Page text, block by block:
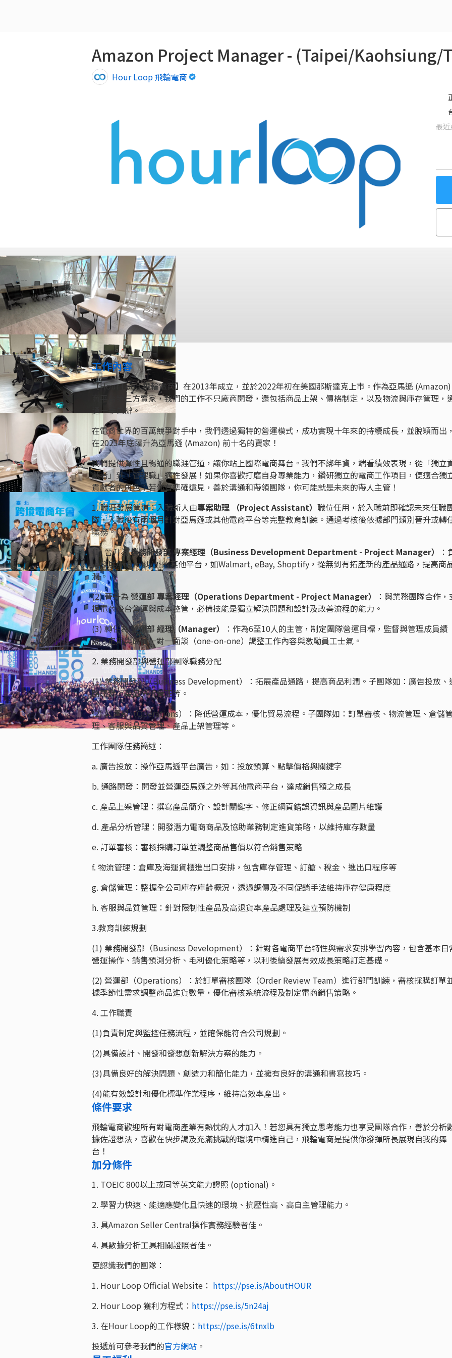
Amazon Project Manager - (Taipei/Kaohsiung/
Hour Loop 飛輪電商
最
工作內容
【Hour Loop 飛輪電商】在2013年成立，並於2022年初在美國那斯達克上市。作為亞馬遜
商平台第三方賣家，我們的工作不只廠商開發，還包括商品上架、價格制定，以及物流與庫存管理，
通一手包辦。
在電商世界的百萬競爭對手中，我們透過獨特的營運模式，成功實現十年來的持續成長，並脫穎而出
在2023年底躍升為亞馬遜 (Amazon) 前十名的賣家！
我們提供彈性且暢通的職涯管道，讓你站上國際電商舞台。我們不綁年資，端看績效表現，從「獨立
獻者」到「管理職」適性發展！如果你喜歡打磨自身專業能力，鑽研獨立的電商工作項目，便適合獨
貢獻者的角色；若你有準確遠見，善於溝通和帶領團隊，你可能就是未來的帶人主管！
1. 職涯發展管道：入職新人由專案助理 （Project Assistant） 職位任用，於入職前即確認未來任職
隊，入職後有兩個月針對亞馬遜或其他電商平台等完整教育訓練。通過考核後依據部門類別晉升或轉
職務。
(1) 晉升為業務開發部 專案經理（Business Development Department - Project Manager）
：
責發展Amazon以外的其他平台，如Walmart, eBay, Shoptify，從無到有拓產新的產品通路，提高商
潤。
(2) 晉升為 營運部 專案經理（Operations Department - Project Manager）
：與業務團隊合作，
援電商後台營運與成本控管，必備技能是獨立解決問題和設計及改善流程的能力。
(3) 轉任為營運部 經理（Manager）
：作為6至10人的主管，制定團隊營運目標，監督與管理成員績
效。定期與成員一對一面談（one-on-one）調整工作內容與激勵員工士氣。
2. 業務開發部與營運部團隊職務分配
(1) 業務開發部（Business Development）：拓展產品通路，提高商品利潤。子團隊如：廣告投放、
路開發、產品分析管理等。
(2) 營運部（Operations）：降低營運成本，優化貿易流程。子團隊如：訂單審核、物流管理、倉儲
理、客服與品質管理、產品上架管理等。
工作團隊任務簡述：
a. 廣告投放：操作亞馬遜平台廣告，如：投放預算、點擊價格與關鍵字
b. 通路開發：開發並營運亞馬遜之外等其他電商平台，達成銷售額之成長
c. 產品上架管理：撰寫產品簡介、設計關鍵字、修正網頁錯誤資訊與產品圖片維護
d. 產品分析管理：開發潛力電商商品及協助業務制定進貨策略，以維持庫存數量
e. 訂單審核：審核採購訂單並調整商品售價以符合銷售策略
f. 物流管理：倉庫及海運貨櫃進出口安排，包含庫存管理、訂艙、稅金、進出口程序等
g. 倉儲管理：整握全公司庫存庫齡概況，透過調價及不同促銷手法維持庫存健康程度
h. 客服與品質管理：針對限制性產品及高退貨率產品處理及建立預防機制
3.教育訓練規劃
(1) 業務開發部（Business Development）：針對各電商平台特性與需求安排學習內容，包含基本日
營運操作、銷售預測分析、毛利優化策略等，以利後續發展有效成長策略訂定基礎。
(2) 營運部（Operations）：於訂單審核團隊（Order Review Team）進行部門訓練，審核採購訂單
據季節性需求調整商品進貨數量，優化審核系統流程及制定電商銷售策略。
4. 工作職責
(1)負責制定與監控任務流程，並確保能符合公司規劃。
(2)具備設計、開發和發想創新解決方案的能力。
(3)具備良好的解決問題、創造力和簡化能力，並擁有良好的溝通和書寫技巧。
(4)能有效設計和優化標準作業程序，維持高效率產出。
條件要求
飛輪電商歡迎所有對電商產業有熱忱的人才加入！若您具有獨立思考能力也享受團隊合作，善於分析
據佐證想法，喜歡在快步調及充滿挑戰的環境中精進自己，飛輪電商是提供你發揮所長展現自我的舞
台！
加分條件
1. TOEIC 800以上或同等英文能力證照 (optional)。
2. 學習力快速、能適應變化且快速的環境、抗壓性高、高自主管理能力。
3. 具Amazon Seller Central操作實務經驗者佳。
4. 具數據分析工具相關證照者佳。
更認識我們的團隊：
1. Hour Loop Official Website： https://pse.is/AboutHOUR
2. Hour Loop 獲利方程式： https://pse.is/5n24aj
3. 在Hour Loop的工作樣貌： https://pse.is/6tnxlb
投遞前可參考我們的官方網站 。